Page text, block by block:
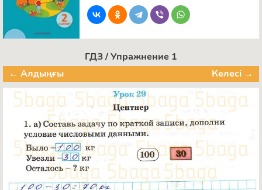
ГДЗ / Упражнение 1
← Алдыңғы
Келесі →